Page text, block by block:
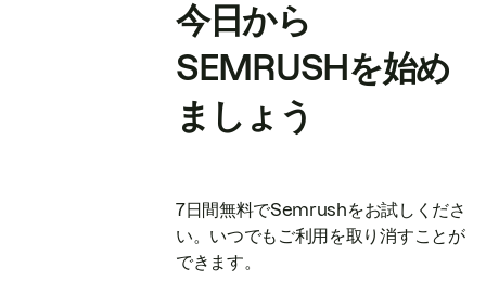
今日から
SEMRUSHを始め
ましょう
7日間無料でSemrushをお試しくださ
い。いつでもご利用を取り消すことが
できます。